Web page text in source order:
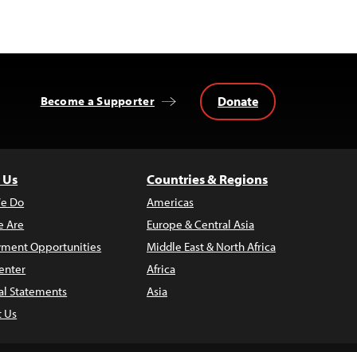
Become a Supporter Donate
Do
Are
Opportunities
Statements
Us
Countries & Regions
Americas
Europe & Central Asia
Middle East & North Africa
Africa
Asia